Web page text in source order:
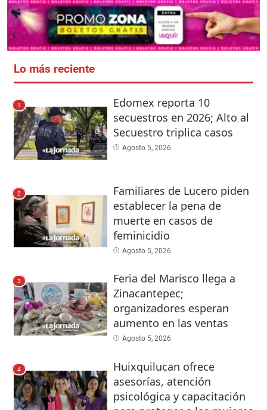
Lo más reciente
1
Edomex reporta 10
secuestros en 2026; Alto al
Secuestro triplica casos
Agosto 5, 2026
2
Familiares de Lucero piden
establecer la pena de
muerte en casos de
feminicidio
Agosto 5, 2026
3
Feria del Marisco llega a
Zinacantepec;
organizadores esperan
aumento en las ventas
Agosto 5, 2026
4
Huixquilucan ofrece
asesorías, atención
psicológica y capacitación